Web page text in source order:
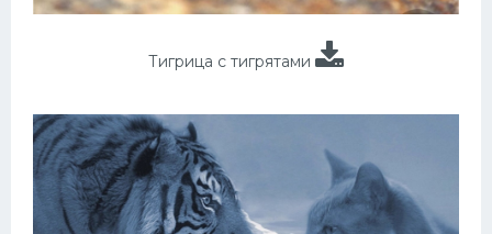
Тигрица с тигрятами